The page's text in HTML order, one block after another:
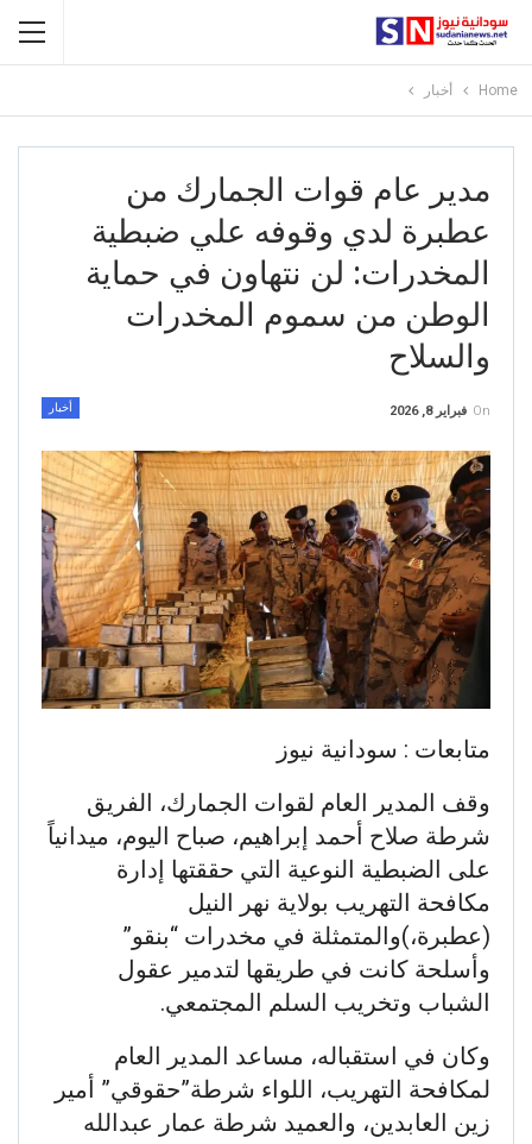
Home أخبار
مدير عام قوات الجمارك من
عطبرة لدي وقوفه علي ضبطية
المخدرات: لن نتهاون في حماية
الوطن من سموم المخدرات
والسلاح
أخبار On فبراير 8, 2026
متابعات : سودانية نيوز
​وقف المدير العام لقوات الجمارك، الفريق
شرطة صلاح أحمد إبراهيم، صباح اليوم، ميدانياً
على الضبطية النوعية التي حققتها إدارة
مكافحة التهريب بولاية نهر النيل
(عطبرة،)والمتمثلة في مخدرات “بنقو”
وأسلحة كانت في طريقها لتدمير عقول
الشباب وتخريب السلم المجتمعي.
وكان في استقباله، مساعد المدير العام
لمكافحة التهريب، اللواء شرطة”حقوقي” أمير
زين العابدين، والعميد شرطة عمار عبدالله